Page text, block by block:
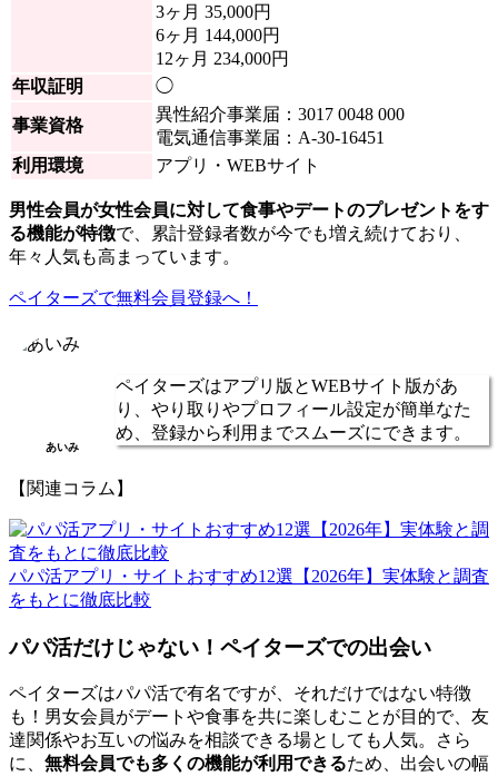
3ヶ月 35,000円
6ヶ月 144,000円
12ヶ月 234,000円
年収証明
◯
事業資格
異性紹介事業届：3017 0048 000
電気通信事業届：A-30-16451
利用環境
アプリ・WEBサイト
男性会員が女性会員に対して食事やデートのプレゼントをす
る機能が特徴で、累計登録者数が今でも増え続けており、
年々人気も高まっています。
ペイターズで無料会員登録へ！
あいみ
ペイターズはアプリ版とWEBサイト版があ
り、やり取りやプロフィール設定が簡単なた
め、登録から利用までスムーズにできます。
【関連コラム】
パパ活アプリ・サイトおすすめ12選【2026年】実体験と調査
をもとに徹底比較
パパ活だけじゃない！ペイターズでの出会い
ペイターズはパパ活で有名ですが、それだけではない特徴
も！男女会員がデートや食事を共に楽しむことが目的で、友
達関係やお互いの悩みを相談できる場としても人気。さら
に、 無料会員でも多くの機能が利用できるため、出会いの幅